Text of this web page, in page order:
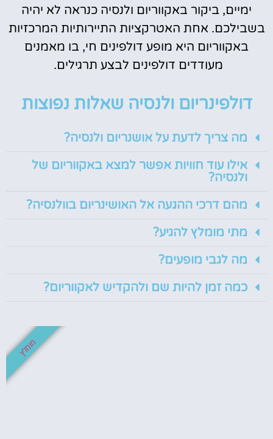
ימיים, ביקור באקווריום ולנסיה כנראה לא יהיה
בשבילכם. אחת האטרקציות התיירותיות המרכזיות
באקווריום היא מופע דולפינים חי, בו מאמנים
מעודדים דולפינים לבצע תרגילים.
דולפינריום ולנסיה שאלות נפוצות
מה צריך לדעת על אושנריום ולנסיה?
אילו עוד חוויות אפשר למצא באקווריום של
ולנסיה?
מהם דרכי ההגעה אל האושינריום בוולנסיה?
מתי מומלץ להגיע?
מה לגבי מופעים?
כמה זמן להיות שם ולהקדיש לאקווריום?
מומלץ